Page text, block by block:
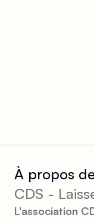
À propos
CDS -
L'association